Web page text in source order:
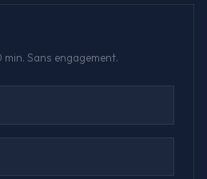
Sans engagement.